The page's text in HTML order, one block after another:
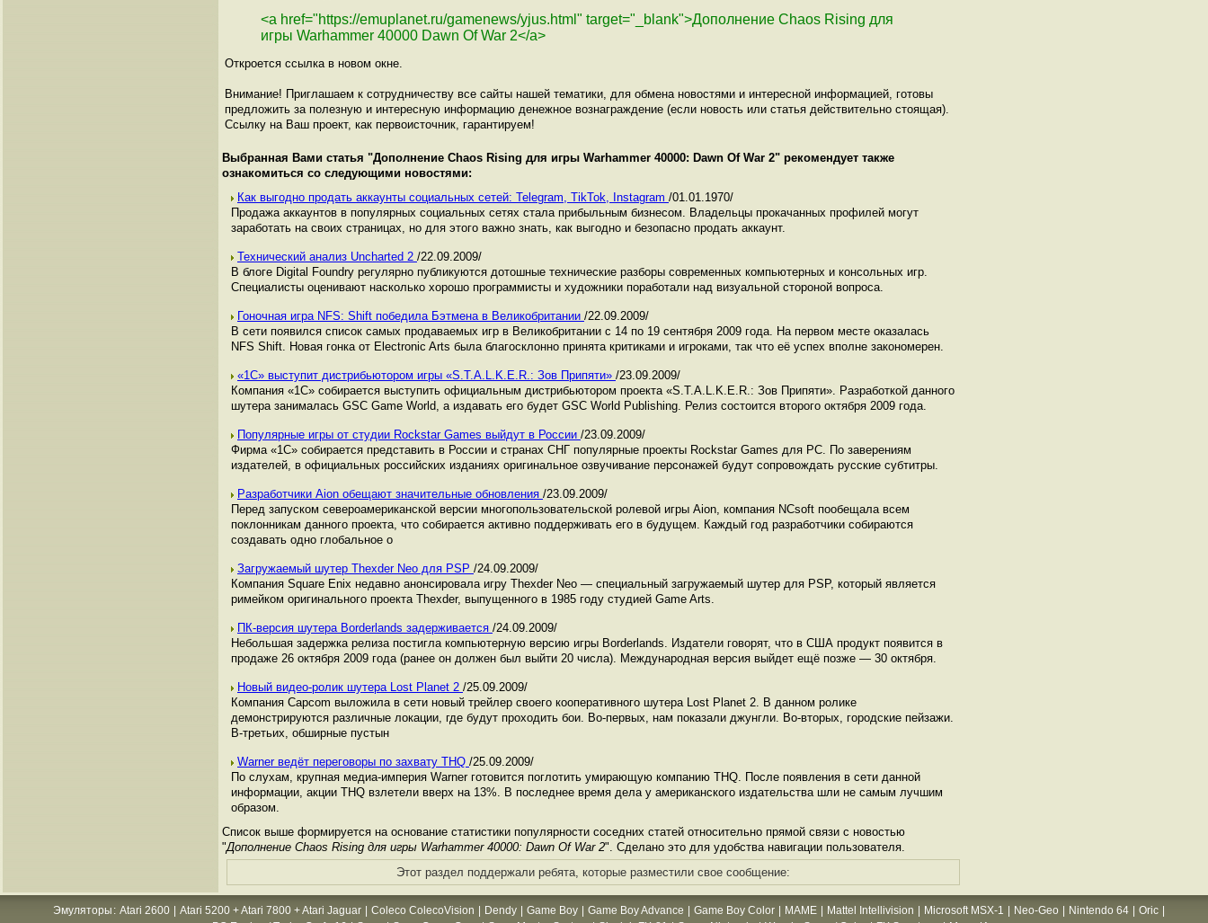
<a href="https://emuplanet.ru/gamenews/yjus.html" target="_blank">Дополнение Chaos Rising для
игры Warhammer 40000 Dawn Of War 2</a>
Откроется ссылка в новом окне.
Внимание! Приглашаем к сотрудничеству все сайты нашей тематики, для обмена новостями и интересной информацией, готовы
предложить за полезную и интересную информацию денежное вознаграждение (если новость или статья действительно стоящая).
Ссылку на Ваш проект, как первоисточник, гарантируем!
Выбранная Вами статья "Дополнение Chaos Rising для игры Warhammer 40000: Dawn Of War 2" рекомендует также
ознакомиться со следующими новостями:
Как выгодно продать аккаунты социальных сетей: Telegram, TikTok, Instagram /01.01.1970/
Продажа аккаунтов в популярных социальных сетях стала прибыльным бизнесом. Владельцы прокачанных профилей могут
заработать на своих страницах, но для этого важно знать, как выгодно и безопасно продать аккаунт.
Технический анализ Uncharted 2 /22.09.2009/
В блоге Digital Foundry регулярно публикуются дотошные технические разборы современных компьютерных и консольных игр.
Специалисты оценивают насколько хорошо программисты и художники поработали над визуальной стороной вопроса.
Гоночная игра NFS: Shift победила Бэтмена в Великобритании /22.09.2009/
В сети появился список самых продаваемых игр в Великобритании с 14 по 19 сентября 2009 года. На первом месте оказалась
NFS Shift. Новая гонка от Electronic Arts была благосклонно принята критиками и игроками, так что её успех вполне закономерен.
«1C» выступит дистрибьютором игры «S.T.A.L.K.E.R.: Зов Припяти» /23.09.2009/
Компания «1С» собирается выступить официальным дистрибьютором проекта «S.T.A.L.K.E.R.: Зов Припяти». Разработкой данного
шутера занималась GSC Game World, а издавать его будет GSC World Publishing. Релиз состоится второго октября 2009 года.
Популярные игры от студии Rockstar Games выйдут в России /23.09.2009/
Фирма «1С» собирается представить в России и странах СНГ популярные проекты Rockstar Games для PC. По заверениям
издателей, в официальных российских изданиях оригинальное озвучивание персонажей будут сопровождать русские субтитры.
Разработчики Aion обещают значительные обновления /23.09.2009/
Перед запуском североамериканской версии многопользовательской ролевой игры Aion, компания NCsoft пообещала всем
поклонникам данного проекта, что собирается активно поддерживать его в будущем. Каждый год разработчики собираются
создавать одно глобальное о
Загружаемый шутер Thexder Neo для PSP /24.09.2009/
Компания Square Enix недавно анонсировала игру Thexder Neo — специальный загружаемый шутер для PSP, который является
римейком оригинального проекта Thexder, выпущенного в 1985 году студией Game Arts.
ПК-версия шутера Borderlands задерживается /24.09.2009/
Небольшая задержка релиза постигла компьютерную версию игры Borderlands. Издатели говорят, что в США продукт появится в
продаже 26 октября 2009 года (ранее он должен был выйти 20 числа). Международная версия выйдет ещё позже — 30 октября.
Новый видео-ролик шутера Lost Planet 2 /25.09.2009/
Компания Capcom выложила в сети новый трейлер своего кооперативного шутера Lost Planet 2. В данном ролике
демонстрируются различные локации, где будут проходить бои. Во-первых, нам показали джунгли. Во-вторых, городские пейзажи.
В-третьих, обширные пустын
Warner ведёт переговоры по захвату THQ /25.09.2009/
По слухам, крупная медиа-империя Warner готовится поглотить умирающую компанию THQ. После появления в сети данной
информации, акции THQ взлетели вверх на 13%. В последнее время дела у американского издательства шли не самым лучшим
образом.
Список выше формируется на основание статистики популярности соседних статей относительно прямой связи с новостью
"Дополнение Chaos Rising для игры Warhammer 40000: Dawn Of War 2". Сделано это для удобства навигации пользователя.
Этот раздел поддержали ребята, которые разместили свое сообщение:
Эмуляторы : Atari 2600 Atari 5200 + Atari 7800 + Atari Jaguar Coleco ColecoVision Dendy Game Boy Game Boy Advance Game Boy Color MAME Mattel Intellivision Microsoft MSX-1 Neo-Geo Nintendo 64 Oric